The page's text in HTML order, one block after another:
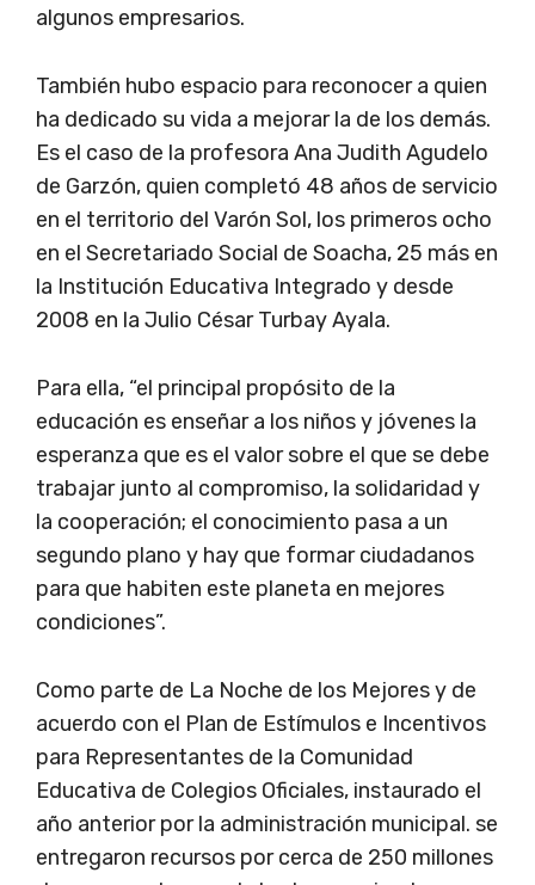
algunos empresarios.
También hubo espacio para reconocer a quien
ha dedicado su vida a mejorar la de los demás.
Es el caso de la profesora Ana Judith Agudelo
de Garzón, quien completó 48 años de servicio
en el territorio del Varón Sol, los primeros ocho
en el Secretariado Social de Soacha, 25 más en
la Institución Educativa Integrado y desde
2008 en la Julio César Turbay Ayala.
Para ella, “el principal propósito de la
educación es enseñar a los niños y jóvenes la
esperanza que es el valor sobre el que se debe
trabajar junto al compromiso, la solidaridad y
la cooperación; el conocimiento pasa a un
segundo plano y hay que formar ciudadanos
para que habiten este planeta en mejores
condiciones”.
Como parte de La Noche de los Mejores y de
acuerdo con el Plan de Estímulos e Incentivos
para Representantes de la Comunidad
Educativa de Colegios Oficiales, instaurado el
año anterior por la administración municipal. se
entregaron recursos por cerca de 250 millones